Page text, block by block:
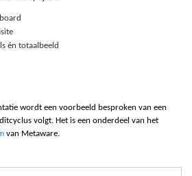
én totaalbeeld
wordt een voorbeeld besproken van een
volgt. Het is een onderdeel van het
van Metaware.